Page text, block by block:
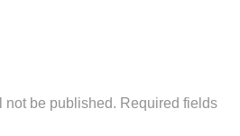
not be published. Required fields